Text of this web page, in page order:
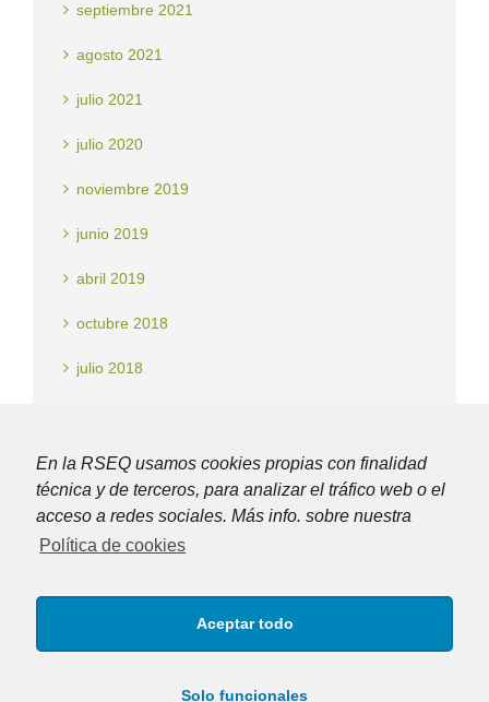
septiembre 2021
agosto 2021
julio 2021
julio 2020
noviembre 2019
junio 2019
abril 2019
octubre 2018
julio 2018
Categorías
Noticias
En la RSEQ usamos cookies propias con finalidad
técnica y de terceros, para analizar el tráfico web o el
acceso a redes sociales. Más info. sobre nuestra
Política de cookies
Aceptar todo
Solo funcionales